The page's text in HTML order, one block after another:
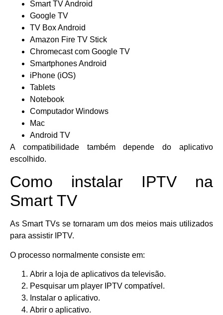
Smart TV Android
Google TV
TV Box Android
Amazon Fire TV Stick
Chromecast com Google TV
Smartphones Android
iPhone (iOS)
Tablets
Notebook
Computador Windows
Mac
Android TV
A compatibilidade também depende do aplicativo
escolhido.
Como instalar IPTV na
Smart TV
As Smart TVs se tornaram um dos meios mais utilizados
para assistir IPTV.
O processo normalmente consiste em:
Abrir a loja de aplicativos da televisão.
Pesquisar um player IPTV compatível.
Instalar o aplicativo.
Abrir o aplicativo.